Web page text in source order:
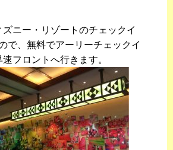
ニー・リゾートのチェックイ
で、無料でアーリーチェックイ
フロントへ行きます。